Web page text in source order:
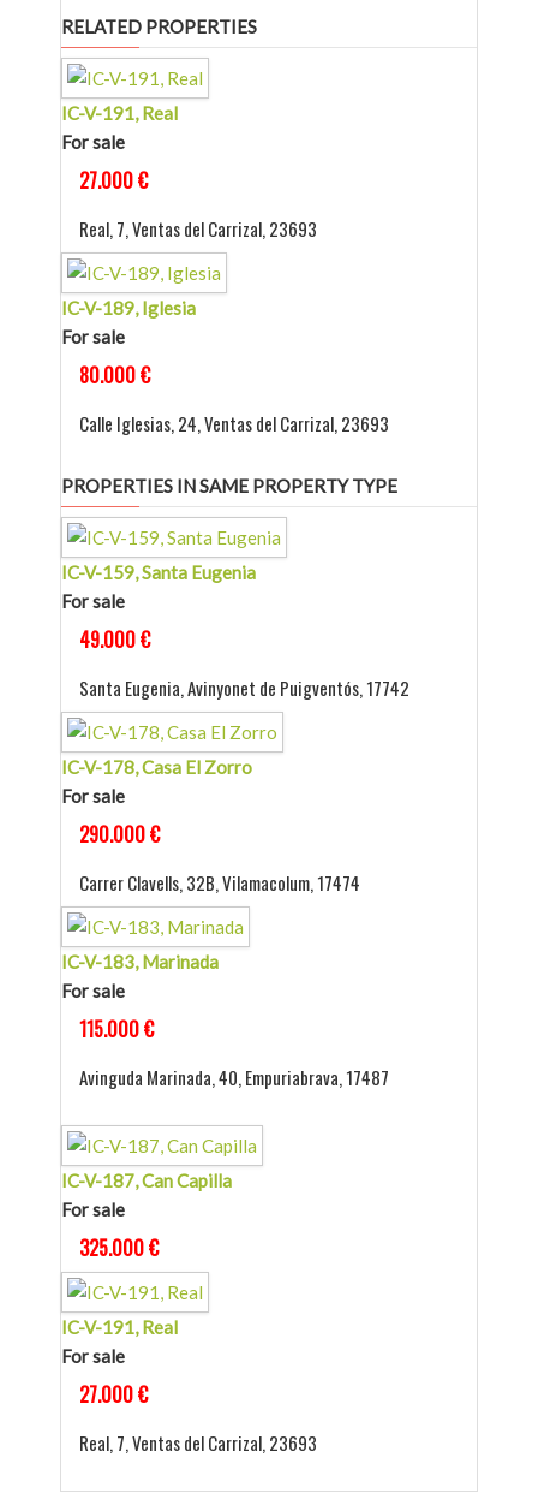
RELATED PROPERTIES
IC-V-191, Real
For sale
27.000 €
Real, 7, Ventas del Carrizal, 23693
IC-V-189, Iglesia
For sale
80.000 €
Calle Iglesias, 24, Ventas del Carrizal, 23693
PROPERTIES IN SAME PROPERTY TYPE
IC-V-159, Santa Eugenia
For sale
49.000 €
Santa Eugenia, Avinyonet de Puigventós, 17742
IC-V-178, Casa El Zorro
For sale
290.000 €
Carrer Clavells, 32B, Vilamacolum, 17474
IC-V-183, Marinada
For sale
115.000 €
Avinguda Marinada, 40, Empuriabrava, 17487
IC-V-187, Can Capilla
For sale
325.000 €
IC-V-191, Real
For sale
27.000 €
Real, 7, Ventas del Carrizal, 23693